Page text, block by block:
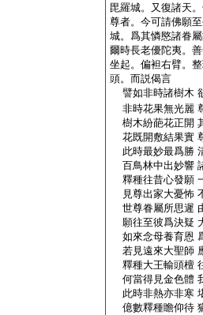
毘羅城。又復諸天
尊者。今可請佛願
城。爲其憐愍諸眷
爾時長老優陀夷。
坐起。偏袒右臂。
頭。而説偈言
譬如非時諸樹木
非時花果無光麗
樹木紛葩花正開
花既開敷結果實
此時最妙最爲勝
百鳥林中出妙響
釋種往昔心發願
見尊出家大憂怖
世尊眷屬所思遲
願往至彼爲決疑
如來念母養育恩
若見遠來大聖師
釋種大王輸頭檀
何當得見金色體
此時非熱亦非寒
億數釋種瞻仰待